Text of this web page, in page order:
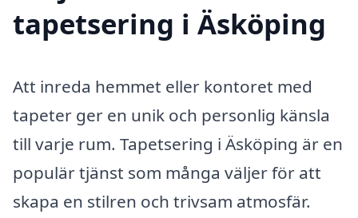
tapetsering i Äsköping
Att inreda hemmet eller kontoret med
tapeter ger en unik och personlig känsla
till varje rum. Tapetsering i Äsköping är en
populär tjänst som många väljer för att
skapa en stilren och trivsam atmosfär.